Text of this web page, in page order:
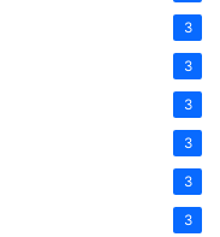
3
3
3
3
3
3